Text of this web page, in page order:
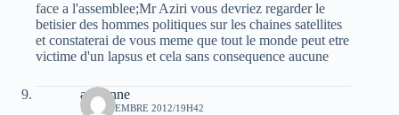
face a l'assemblee;Mr Aziri vous devriez regarder le
betisier des hommes politiques sur les chaines satellites
et constaterai de vous meme que tout le monde peut etre
victime d'un lapsus et cela sans consequence aucune
avicenne
13 NOVEMBRE 2012/19H42